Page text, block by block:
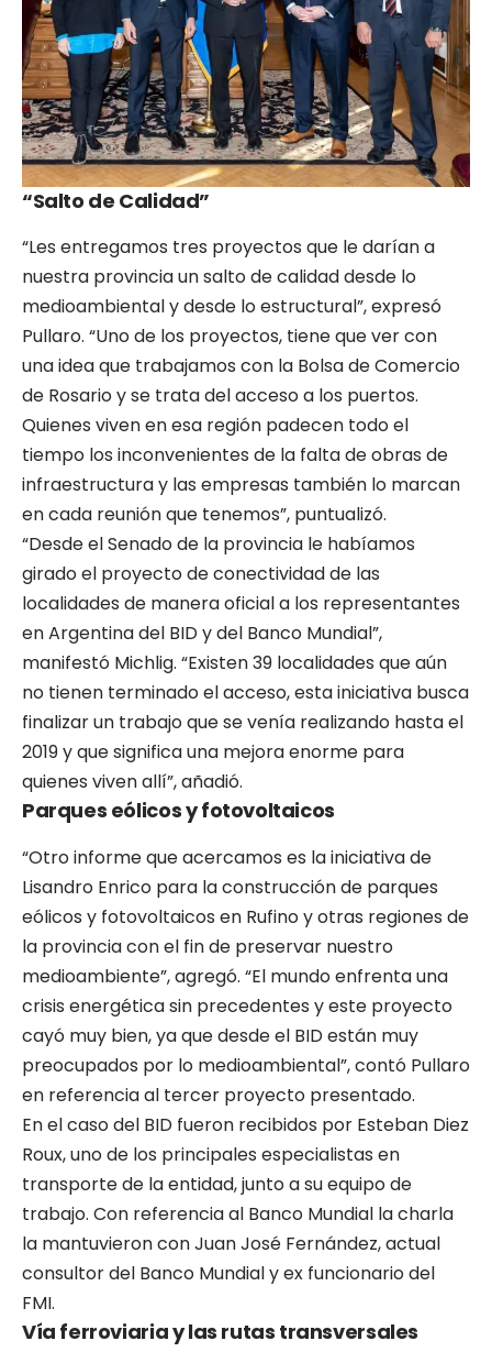
“Salto de Calidad”
“Les entregamos tres proyectos que le darían a
nuestra provincia un salto de calidad desde lo
medioambiental y desde lo estructural”, expresó
Pullaro. “Uno de los proyectos, tiene que ver con
una idea que trabajamos con la Bolsa de Comercio
de Rosario y se trata del acceso a los puertos.
Quienes viven en esa región padecen todo el
tiempo los inconvenientes de la falta de obras de
infraestructura y las empresas también lo marcan
en cada reunión que tenemos”, puntualizó.
“Desde el Senado de la provincia le habíamos
girado el proyecto de conectividad de las
localidades de manera oficial a los representantes
en Argentina del BID y del Banco Mundial”,
manifestó Michlig. “Existen 39 localidades que aún
no tienen terminado el acceso, esta iniciativa busca
finalizar un trabajo que se venía realizando hasta el
2019 y que significa una mejora enorme para
quienes viven allí”, añadió.
Parques eólicos y fotovoltaicos
“Otro informe que acercamos es la iniciativa de
Lisandro Enrico para la construcción de parques
eólicos y fotovoltaicos en Rufino y otras regiones de
la provincia con el fin de preservar nuestro
medioambiente”, agregó. “El mundo enfrenta una
crisis energética sin precedentes y este proyecto
cayó muy bien, ya que desde el BID están muy
preocupados por lo medioambiental”, contó Pullaro
en referencia al tercer proyecto presentado.
En el caso del BID fueron recibidos por Esteban Diez
Roux, uno de los principales especialistas en
transporte de la entidad, junto a su equipo de
trabajo. Con referencia al Banco Mundial la charla
la mantuvieron con Juan José Fernández, actual
consultor del Banco Mundial y ex funcionario del
FMI.
Vía ferroviaria y las rutas transversales